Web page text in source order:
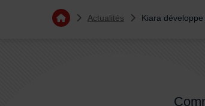
Vous êtes ici :
Retourner à l'accueil
Actualités Kiara